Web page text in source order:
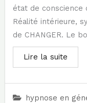
hypnose en
état de conscience
Réalité intérieure,
de CHANGER. Le
Lire la suite